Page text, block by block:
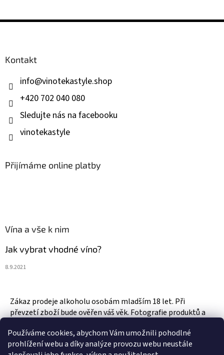
Používáme cookies, abychom Vám umožnili pohodlné
prohlížení webu a díky analýze provozu webu neustále
Z
Kontakt
info@vinotekastyle.shop
+420 702 040 080
Sledujte nás na facebooku
vinotekastyle
Přijímáme online platby
Vína a vše k nim
Jak vybrat vhodné víno?
8.9.2021
Zákaz prodeje alkoholu osobám mladším 18 let. Při
převzetí zboží bude ověřen váš věk. Fotografie produktů a